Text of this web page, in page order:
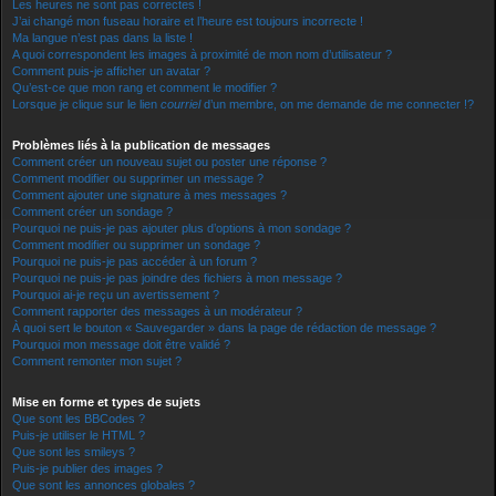
Les heures ne sont pas correctes !
J’ai changé mon fuseau horaire et l’heure est toujours incorrecte !
Ma langue n’est pas dans la liste !
A quoi correspondent les images à proximité de mon nom d’utilisateur ?
Comment puis-je afficher un avatar ?
Qu’est-ce que mon rang et comment le modifier ?
Lorsque je clique sur le lien courrield’un membre, on me demande de me connecter !?
Problèmes liés à la publication de messages
Comment créer un nouveau sujet ou poster une réponse ?
Comment modifier ou supprimer un message ?
Comment ajouter une signature à mes messages ?
Comment créer un sondage ?
Pourquoi ne puis-je pas ajouter plus d’options à mon sondage ?
Comment modifier ou supprimer un sondage ?
Pourquoi ne puis-je pas accéder à un forum ?
Pourquoi ne puis-je pas joindre des fichiers à mon message ?
Pourquoi ai-je reçu un avertissement ?
Comment rapporter des messages à un modérateur ?
À quoi sert le bouton « Sauvegarder » dans la page de rédaction de message ?
Pourquoi mon message doit être validé ?
Comment remonter mon sujet ?
Mise en forme et types de sujets
Que sont les BBCodes ?
Puis-je utiliser le HTML ?
Que sont les smileys ?
Puis-je publier des images ?
Que sont les annonces globales ?